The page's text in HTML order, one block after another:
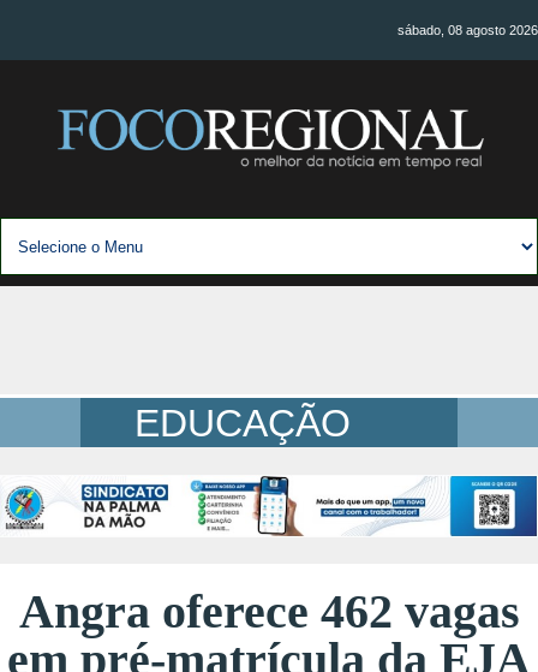
sábado, 08 agosto 2026
EDUCAÇÃO
Angra oferece 462 vagas
em pré-matrícula da EJA